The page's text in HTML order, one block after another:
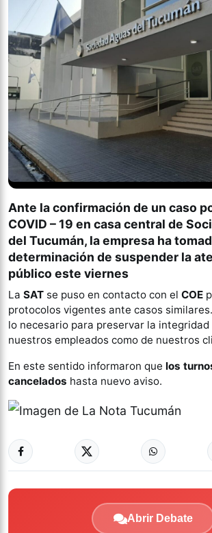
Ante la confirmación de un caso
COVID – 19 en casa central de
del Tucumán, la empresa ha
determinación de suspender la
público este viernes
La SAT se puso en contacto con el COE
protocolos vigentes ante casos
lo necesario para preservar la integridad
nuestros empleados como de nuestros
En este sentido informaron que los
cancelados hasta nuevo aviso.
Abrir Debate